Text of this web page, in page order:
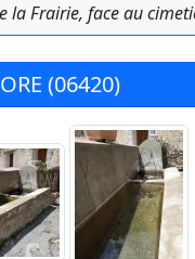
la Frairie, face au
(06420)